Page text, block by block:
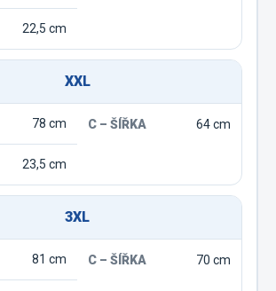
22,5 cm
XXL
78 cm 64 cm
23,5 cm
3XL
81 cm 70 cm